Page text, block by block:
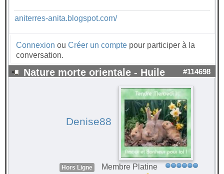
aniterres-anita.blogspot.com/
Connexion ou Créer un compte pour participer à la
conversation.
Nature morte orientale - Huile #114698
Denise88
Hors Ligne
Membre Platine